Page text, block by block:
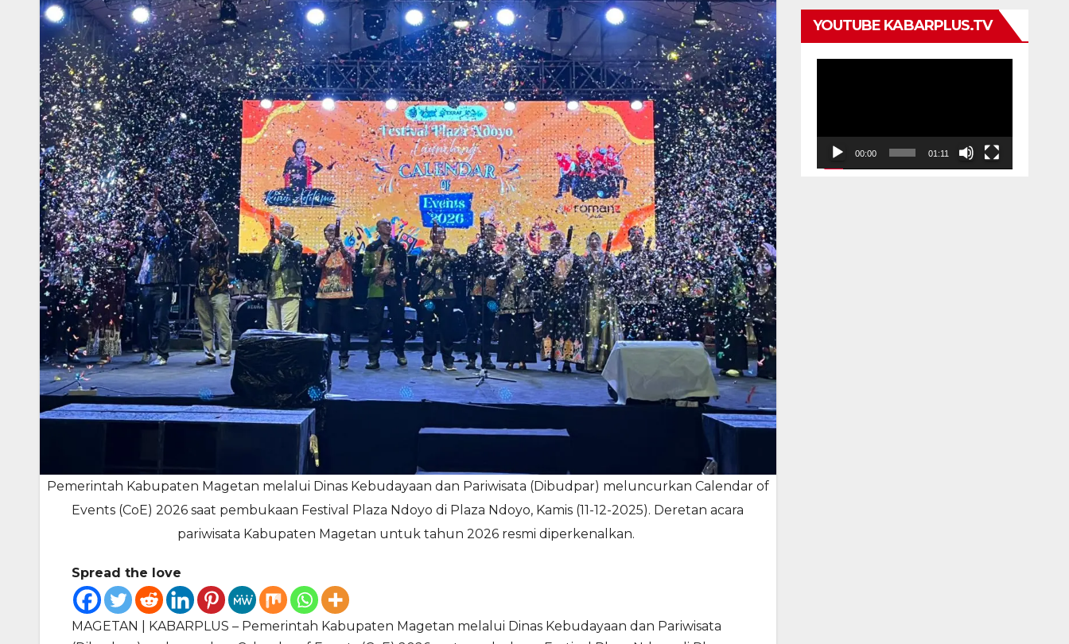
Pemerintah Kabupaten Magetan melalui Dinas Kebudayaan dan Pariwisata (Dibudpar) meluncurkan Calendar of
Events (CoE) 2026 saat pembukaan Festival Plaza Ndoyo di Plaza Ndoyo, Kamis (11-12-2025). Deretan acara
pariwisata Kabupaten Magetan untuk tahun 2026 resmi diperkenalkan.
Spread the love
MAGETAN | KABARPLUS – Pemerintah Kabupaten Magetan melalui Dinas Kebudayaan dan Pariwisata
YOUTUBE KABARPLUS.TV
00:00 01:11